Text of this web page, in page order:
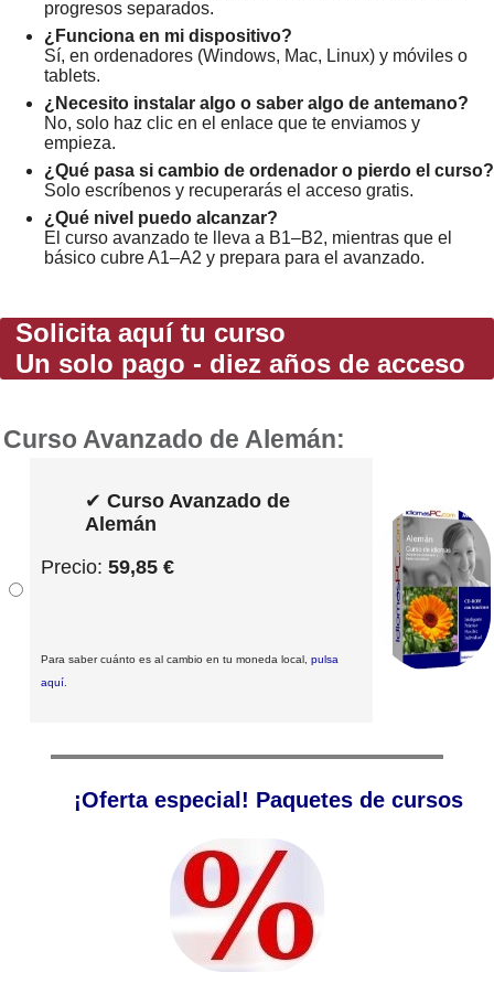
progresos separados.
¿Funciona en mi dispositivo?
Sí, en ordenadores (Windows, Mac, Linux) y móviles o
tablets.
¿Necesito instalar algo o saber algo de antemano?
No, solo haz clic en el enlace que te enviamos y
empieza.
¿Qué pasa si cambio de ordenador o pierdo el curso?
Solo escríbenos y recuperarás el acceso gratis.
¿Qué nivel puedo alcanzar?
El curso avanzado te lleva a B1–B2, mientras que el
básico cubre A1–A2 y prepara para el avanzado.
Solicita aquí tu curso
Un solo pago - diez años de acceso
Curso Avanzado de Alemán:
✔ Curso Avanzado de
Alemán
Precio: 59,85 €
Para saber cuánto es al cambio en tu moneda local, pulsa
aquí.
¡Oferta especial! Paquetes de cursos